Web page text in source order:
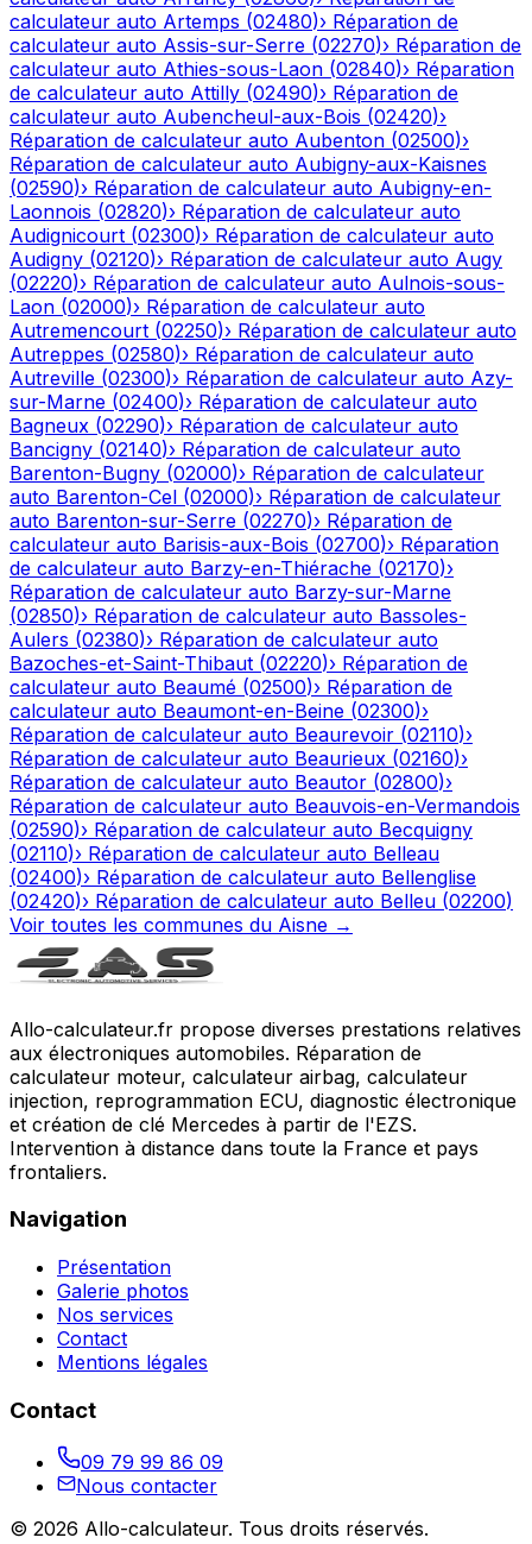
calculateur auto Artemps (02480)› Réparation de
calculateur auto Assis-sur-Serre (02270)› Réparation de
calculateur auto Athies-sous-Laon (02840)› Réparation
de calculateur auto Attilly (02490)› Réparation de
calculateur auto Aubencheul-aux-Bois (02420)›
Réparation de calculateur auto Aubenton (02500)›
Réparation de calculateur auto Aubigny-aux-Kaisnes
(02590)› Réparation de calculateur auto Aubigny-en-
Laonnois (02820)› Réparation de calculateur auto
Audignicourt (02300)› Réparation de calculateur auto
Audigny (02120)› Réparation de calculateur auto Augy
(02220)› Réparation de calculateur auto Aulnois-sous-
Laon (02000)› Réparation de calculateur auto
Autremencourt (02250)› Réparation de calculateur auto
Autreppes (02580)› Réparation de calculateur auto
Autreville (02300)› Réparation de calculateur auto Azy-
sur-Marne (02400)› Réparation de calculateur auto
Bagneux (02290)› Réparation de calculateur auto
Bancigny (02140)› Réparation de calculateur auto
Barenton-Bugny (02000)› Réparation de calculateur
auto Barenton-Cel (02000)› Réparation de calculateur
auto Barenton-sur-Serre (02270)› Réparation de
calculateur auto Barisis-aux-Bois (02700)› Réparation
de calculateur auto Barzy-en-Thiérache (02170)›
Réparation de calculateur auto Barzy-sur-Marne
(02850)› Réparation de calculateur auto Bassoles-
Aulers (02380)› Réparation de calculateur auto
Bazoches-et-Saint-Thibaut (02220)› Réparation de
calculateur auto Beaumé (02500)› Réparation de
calculateur auto Beaumont-en-Beine (02300)›
Réparation de calculateur auto Beaurevoir (02110)›
Réparation de calculateur auto Beaurieux (02160)›
Réparation de calculateur auto Beautor (02800)›
Réparation de calculateur auto Beauvois-en-Vermandois
(02590)› Réparation de calculateur auto Becquigny
(02110)› Réparation de calculateur auto Belleau
(02400)› Réparation de calculateur auto Bellenglise
(02420)› Réparation de calculateur auto Belleu (02200)
Voir toutes les communes du Aisne →
Allo-calculateur.fr propose diverses prestations relatives
aux électroniques automobiles. Réparation de
calculateur moteur, calculateur airbag, calculateur
injection, reprogrammation ECU, diagnostic électronique
et création de clé Mercedes à partir de l'EZS.
Intervention à distance dans toute la France et pays
frontaliers.
Navigation
Présentation
Galerie photos
Nos services
Contact
Mentions légales
Contact
09 79 99 86 09
Nous contacter
© 2026 Allo-calculateur. Tous droits réservés.